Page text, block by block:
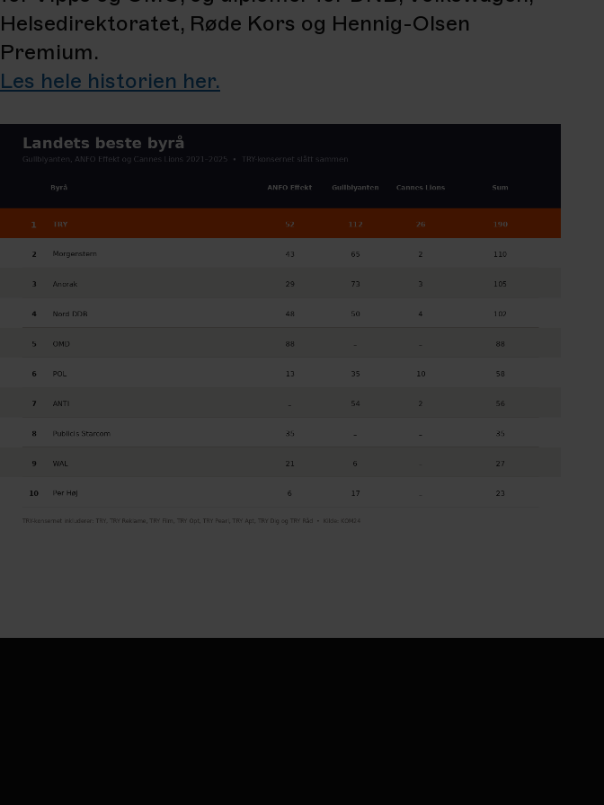
Helsedirektoratet, Røde Kors og Hennig-Olsen
Premium.
Les hele historien her.